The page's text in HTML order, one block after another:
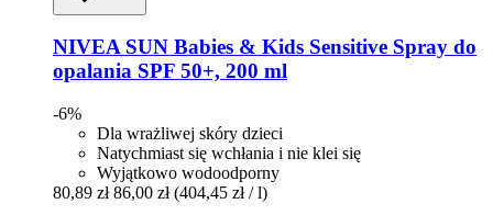
NIVEASUN Babies & Kids Sensitive Spray do
opalania SPF 50+, 200 ml
-6%
Dla wrażliwej skóry dzieci
Natychmiast się wchłania i nie klei się
Wyjątkowo wodoodporny
80,89 zł 86,00 zł (404,45 zł / l)